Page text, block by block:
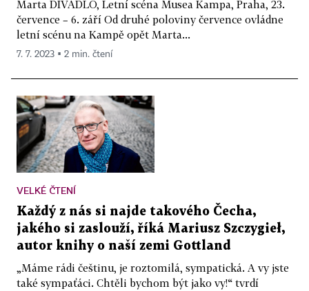
Marta DIVADLO, Letní scéna Musea Kampa, Praha, 23.
července – 6. září Od druhé poloviny července ovládne
letní scénu na Kampě opět Marta...
7. 7. 2023 ▪ 2 min. čtení
VELKÉ ČTENÍ
Každý z nás si najde takového Čecha,
jakého si zaslouží, říká Mariusz Szczygieł,
autor knihy o naší zemi Gottland
„Máme rádi češtinu, je roztomilá, sympatická. A vy jste
také sympaťáci. Chtěli bychom být jako vy!“ tvrdí